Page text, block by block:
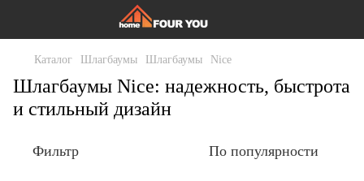
Каталог Шлагбаумы Шлагбаумы Nice
Шлагбаумы Nice: надежность, быстрота
и стильный дизайн
Фильтр По популярности